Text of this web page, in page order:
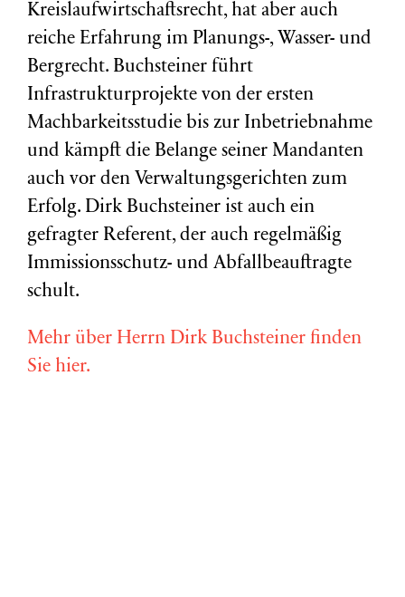
Kreislaufwirtschaftsrecht, hat aber auch
reiche Erfahrung im Planungs-, Wasser- und
Bergrecht. Buchsteiner führt
Infrastrukturprojekte von der ersten
Machbarkeitsstudie bis zur Inbetriebnahme
und kämpft die Belange seiner Mandanten
auch vor den Verwaltungsgerichten zum
Erfolg. Dirk Buchsteiner ist auch ein
gefragter Referent, der auch regelmäßig
Immissionsschutz- und Abfallbeauftragte
schult.
Mehr über Herrn Dirk Buchsteiner finden
Sie hier.